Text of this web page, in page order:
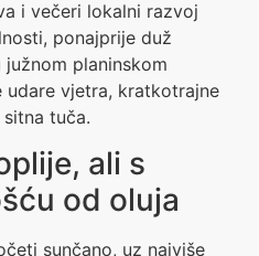
i večeri lokalni razvoj
ponajprije duž
planinskom
udare vjetra, kratkotrajne
tuča.
ali s
od oluja
sunčano, uz najviše